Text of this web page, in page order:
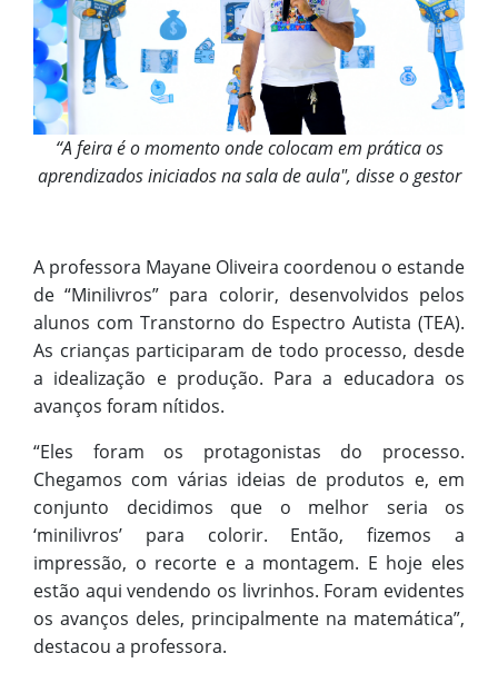
“A feira é o momento onde colocam em prática os
aprendizados iniciados na sala de aula", disse o gestor
A professora Mayane Oliveira coordenou o estande
de “Minilivros” para colorir, desenvolvidos pelos
alunos com Transtorno do Espectro Autista (TEA).
As crianças participaram de todo processo, desde
a idealização e produção. Para a educadora os
avanços foram nítidos.
“Eles foram os protagonistas do processo.
Chegamos com várias ideias de produtos e, em
conjunto decidimos que o melhor seria os
‘minilivros’ para colorir. Então, fizemos a
impressão, o recorte e a montagem. E hoje eles
estão aqui vendendo os livrinhos. Foram evidentes
os avanços deles, principalmente na matemática”,
destacou a professora.